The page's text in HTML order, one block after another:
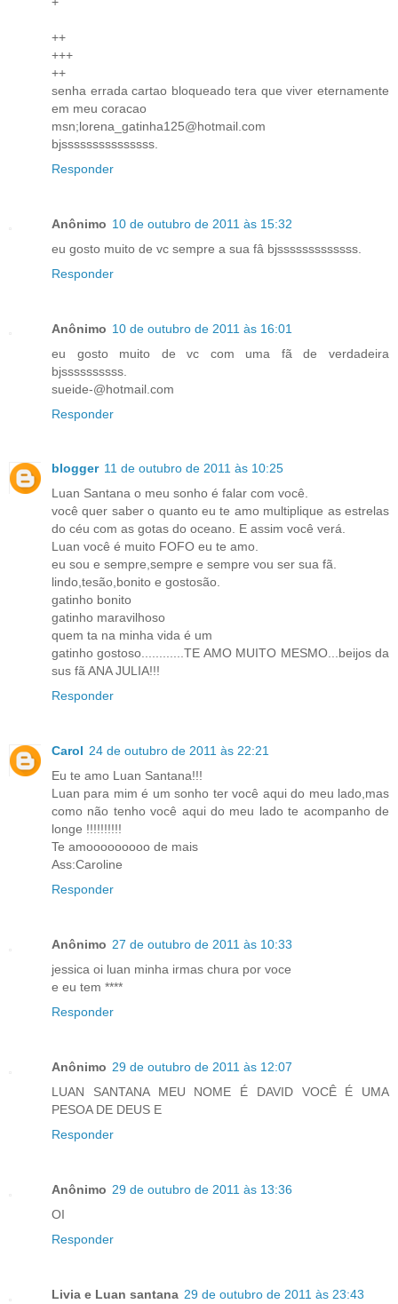
++
+++
++
senha errada cartao bloqueado tera que viver eternamente
em meu coracao
msn;lorena_gatinha125@hotmail.com
bjsssssssssssssss.
Responder
Anônimo 10 de outubro de 2011 às 15:32
eu gosto muito de vc sempre a sua fâ bjsssssssssssss.
Responder
Anônimo 10 de outubro de 2011 às 16:01
eu gosto muito de vc com uma fã de verdadeira
bjssssssssss.
sueide-@hotmail.com
Responder
blogger 11 de outubro de 2011 às 10:25
Luan Santana o meu sonho é falar com você.
você quer saber o quanto eu te amo multiplique as estrelas
do céu com as gotas do oceano. E assim você verá.
Luan você é muito FOFO eu te amo.
eu sou e sempre,sempre e sempre vou ser sua fã.
lindo,tesão,bonito e gostosão.
gatinho bonito
gatinho maravilhoso
quem ta na minha vida é um
gatinho gostoso............TE AMO MUITO MESMO...beijos da
sus fã ANA JULIA!!!
Responder
Carol 24 de outubro de 2011 às 22:21
Eu te amo Luan Santana!!!
Luan para mim é um sonho ter você aqui do meu lado,mas
como não tenho você aqui do meu lado te acompanho de
longe !!!!!!!!!!
Te amooooooooo de mais
Ass:Caroline
Responder
Anônimo 27 de outubro de 2011 às 10:33
jessica oi luan minha irmas chura por voce
e eu tem ****
Responder
Anônimo 29 de outubro de 2011 às 12:07
LUAN SANTANA MEU NOME É DAVID VOCÊ É UMA
PESOA DE DEUS E
Responder
Anônimo 29 de outubro de 2011 às 13:36
OI
Responder
Livia e Luan santana 29 de outubro de 2011 às 23:43